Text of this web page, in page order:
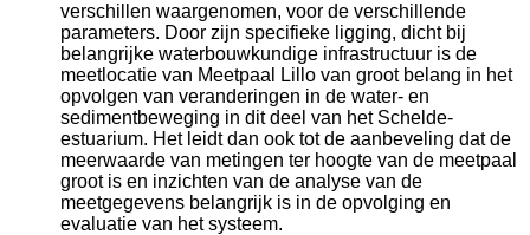
verschillen waargenomen, voor de verschillende
parameters. Door zijn specifieke ligging, dicht bij
belangrijke waterbouwkundige infrastructuur is de
meetlocatie van Meetpaal Lillo van groot belang in het
opvolgen van veranderingen in de water- en
sedimentbeweging in dit deel van het Schelde-
estuarium. Het leidt dan ook tot de aanbeveling dat de
meerwaarde van metingen ter hoogte van de meetpaal
groot is en inzichten van de analyse van de
meetgegevens belangrijk is in de opvolging en
evaluatie van het systeem.